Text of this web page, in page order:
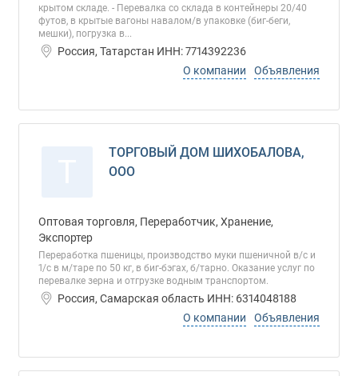
крытом складе. - Перевалка со склада в контейнеры 20/40
футов, в крытые вагоны навалом/в упаковке (биг-беги,
мешки), погрузка в...
Россия, Татарстан ИНН: 7714392236
О компании
Объявления
ТОРГОВЫЙ ДОМ ШИХОБАЛОВА,
ООО
Оптовая торговля, Переработчик, Хранение,
Экспортер
Переработка пшеницы, производство муки пшеничной в/с и
1/с в м/таре по 50 кг, в биг-бэгах, б/тарно. Оказание услуг по
перевалке зерна и отгрузке водным транспортом.
Россия, Самарская область ИНН: 6314048188
О компании
Объявления